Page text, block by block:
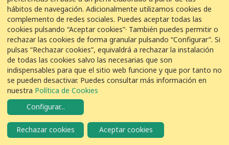
2Urraca Pica pica
20 de abril de 2017
20/04/2017 18:30:00
EDAR Baix Llobregat - Dario Zurbrigg Baldi
4Urraca Pica pica
20/04/2017 10:40:00
hábitos de navegación. Adicionalmente utilizamos cookies de
complemento de redes sociales. Puedes aceptar todas las
cookies pulsando “Aceptar cookies”· También puedes permitir o
rechazar las cookies de forma granular pulsando “Configurar”. Si
pulsas “Rechazar cookies”, equivaldrá a rechazar la instalación
de todas las cookies salvo las necesarias que son
indispensables para que el sitio web funcione y que por tanto no
se pueden desactivar. Puedes consultar más información en
nuestra Política de Cookies
Configurar...
Rechazar cookies Aceptar cookies